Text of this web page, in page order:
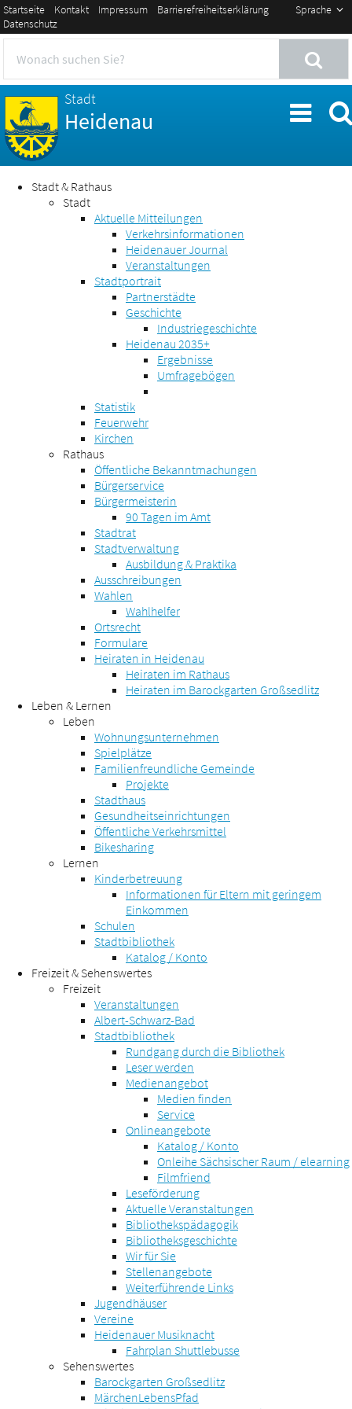
Sprache
Startseite Kontakt Impressum
Barrierefreiheitserklärung
Datenschutz
Stadt
Heidenau
Stadt & Rathaus
Stadt
Aktuelle Mitteilungen
Verkehrsinformationen
Heidenauer Journal
Veranstaltungen
Stadtportrait
Partnerstädte
Geschichte
Industriegeschichte
Heidenau 2035+
Ergebnisse
Umfragebögen
Statistik
Feuerwehr
Kirchen
Rathaus
Öffentliche Bekanntmachungen
Bürgerservice
Bürgermeisterin
90 Tagen im Amt
Stadtrat
Stadtverwaltung
Ausbildung & Praktika
Ausschreibungen
Wahlen
Wahlhelfer
Ortsrecht
Formulare
Heiraten in Heidenau
Heiraten im Rathaus
Heiraten im Barockgarten Großsedlitz
Leben & Lernen
Leben
Wohnungsunternehmen
Spielplätze
Familienfreundliche Gemeinde
Projekte
Stadthaus
Gesundheitseinrichtungen
Öffentliche Verkehrsmittel
Bikesharing
Lernen
Kinderbetreuung
Informationen für Eltern mit geringem
Einkommen
Schulen
Stadtbibliothek
Katalog / Konto
Freizeit & Sehenswertes
Freizeit
Veranstaltungen
Albert-Schwarz-Bad
Stadtbibliothek
Rundgang durch die Bibliothek
Leser werden
Medienangebot
Medien finden
Service
Onlineangebote
Katalog / Konto
Onleihe Sächsischer Raum / elearning
Filmfriend
Leseförderung
Aktuelle Veranstaltungen
Bibliothekspädagogik
Bibliotheksgeschichte
Wir für Sie
Stellenangebote
Weiterführende Links
Jugendhäuser
Vereine
Heidenauer Musiknacht
Fahrplan Shuttlebusse
Sehenswertes
Barockgarten Großsedlitz
MärchenLebensPfad